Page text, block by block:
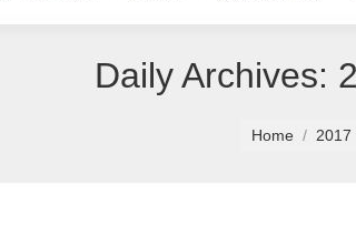
Daily Archives:
Home 2017